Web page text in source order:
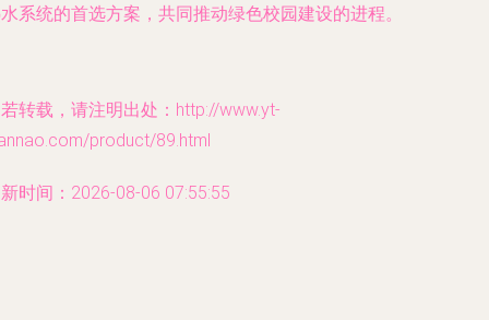
系统的首选方案，共同推动绿色校园建设的进程。
转载，请注明出处：http://www.yt-
product/89.html
时间：2026-08-06 07:55:55